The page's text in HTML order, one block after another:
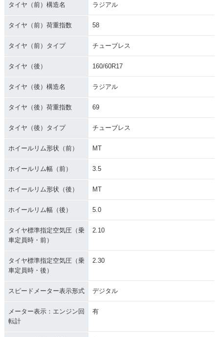
タイヤ（前）構造名 ラジアル
タイヤ（前）荷重指数 58
タイヤ（前）タイプ チューブレス
タイヤ（後） 160/60R17
タイヤ（後）構造名 ラジアル
タイヤ（後）荷重指数 69
タイヤ（後）タイプ チューブレス
ホイールリム形状（前） MT
ホイールリム幅（前） 3.5
ホイールリム形状（後） MT
ホイールリム幅（後） 5.0
タイヤ標準指定空気圧（乗
車定員時・前）
2.10
タイヤ標準指定空気圧（乗
車定員時・後）
2.30
スピードメーター表示形式 デジタル
メーター表示：エンジン回
転計
有